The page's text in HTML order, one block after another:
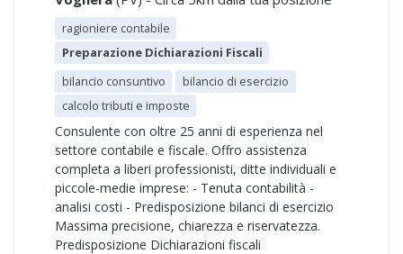
ragioniere contabile
Preparazione Dichiarazioni Fiscali
bilancio consuntivo
bilancio di esercizio
calcolo tributi e imposte
Consulente con oltre 25 anni di esperienza nel
settore contabile e fiscale. Offro assistenza
completa a liberi professionisti, ditte individuali e
piccole-medie imprese: - Tenuta contabilità -
analisi costi - Predisposizione bilanci di esercizio
Massima precisione, chiarezza e riservatezza.
Predisposizione Dichiarazioni fiscali